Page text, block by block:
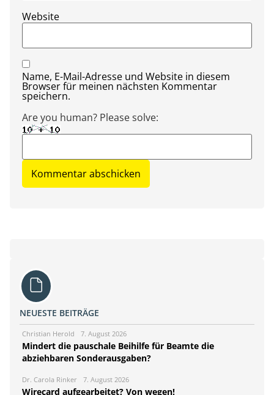
Website
Name, E-Mail-Adresse und Website in diesem
Browser für meinen nächsten Kommentar
speichern.
Are you human? Please solve:
NEUESTE BEITRÄGE
Christian Herold 7. August 2026
Mindert die pauschale Beihilfe für Beamte die
abziehbaren Sonderausgaben?
Dr. Carola Rinker 7. August 2026
Wirecard aufgearbeitet? Von wegen!